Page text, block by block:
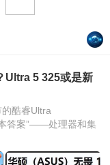
Ultra 5 325或是新
酷睿Ultra
答案”——处理器和集